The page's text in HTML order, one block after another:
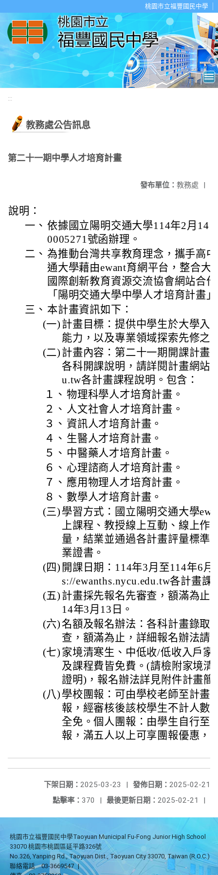
桃園市立福豐國民中學
:::
教務處公告訊息
第二十一期中學人才培育計畫
發布單位： 教務處 |
說明：
一、 依據國立陽明交通大學114年2月14
0005271號函辦理。
二、 為推動台灣共享教育理念，攜手高
通大學藉由ewant育網平台，整合大
國際創新教育資源交流協會網站合
「陽明交通大學中學人才培育計畫
三、 本計畫資訊如下：
(一) 計畫目標：提供中學生於大學入
能力，以及專業領域探索先修之
(二) 計畫內容：第二十一期開課計畫
各科開課說明，請詳閱計畫網站
u.tw各計畫課程說明。包含：
１、 物理科學人才培育計畫。
２、 人文社會人才培育計畫。
３、 資訊人才培育計畫。
４、 生醫人才培育計畫。
５、 中醫藥人才培育計畫。
６、 心理諮商人才培育計畫。
７、 應用物理人才培育計畫。
８、 數學人才培育計畫。
(三) 學習方式：國立陽明交通大學
上課程、教授線上互動、線上作
量，結業並通過各計畫評量標準
業證書。
(四) 開課日期：114年3月至114年6
s://ewanths.nycu.edu.tw各計畫課
(五) 計畫採先報名先審查，額滿為止
14年3月13日。
(六) 名額及報名辦法：各科計畫錄取
查，額滿為止，詳細報名辦法請
(七) 家境清寒生、中低收/低收入戶
及課程費皆免費。(請檢附家境
證明)，報名辦法詳見附件計畫簡
(八) 學校團報：可由學校老師至計畫
報，經審核後該校學生不計人數
全免。個人團報：由學生自行至
報，滿五人以上可享團報優惠，
發佈日期： 2025-02-21
下架日期： 2025-03-23
|
最後更新日期： 2025-02-21 |
點擊率： 370 |
桃園市立福豐國民中學Taoyuan Municipal Fu-Fong Junior High School
33070 桃園市桃園區延平路326號
No.326, Yanping Rd., Taoyuan Dist., Taoyuan City 33070, Taiwan (R.O.C.)
聯絡電話
03-3669547 |